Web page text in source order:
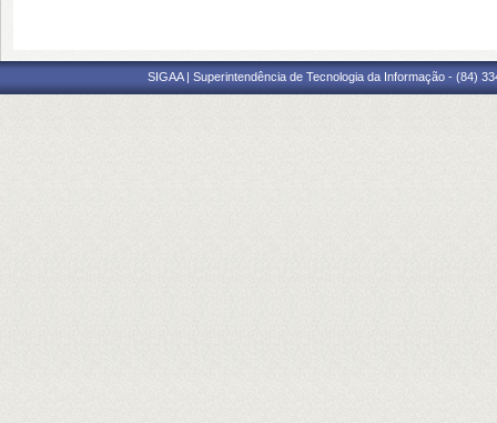
SIGAA | Superintendência de Tecnologia da Informação - (84)